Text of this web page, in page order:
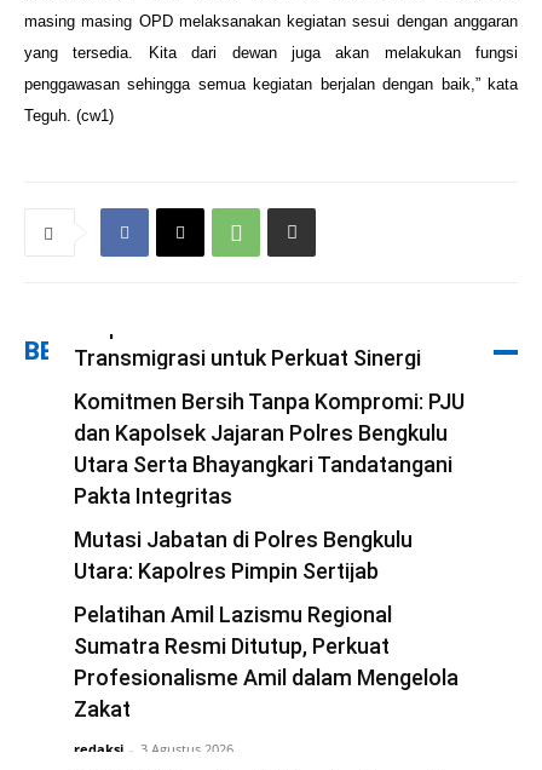
masing masing OPD melaksanakan kegiatan sesui dengan anggaran
yang tersedia. Kita dari dewan juga akan melakukan fungsi
penggawasan sehingga semua kegiatan berjalan dengan baik,” kata
Teguh. (cw1)
BERITA TERBARU
Transmigrasi untuk Perkuat Sinergi
Pembangunan Kawasan
redaksi - 5 Agustus 2026
Komitmen Bersih Tanpa Kompromi: PJU
dan Kapolsek Jajaran Polres Bengkulu
Utara Serta Bhayangkari Tandatangani
Pakta Integritas
redaksi - 4 Agustus 2026
Mutasi Jabatan di Polres Bengkulu
Utara: Kapolres Pimpin Sertijab
Kapolsek Ketahun dan Giri Mulya
redaksi - 3 Agustus 2026
Pelatihan Amil Lazismu Regional
Sumatra Resmi Ditutup, Perkuat
Profesionalisme Amil dalam Mengelola
Zakat
redaksi - 3 Agustus 2026